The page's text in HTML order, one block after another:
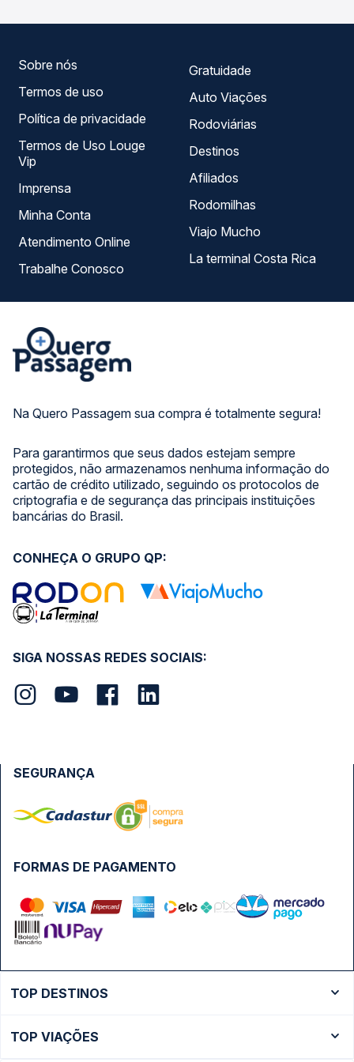
Na Quero Passagem sua compra é totalmente segura!
Para garantirmos que seus dados estejam sempre
protegidos, não armazenamos nenhuma informação do
cartão de crédito utilizado, seguindo os protocolos de
criptografia e de segurança das principais instituições
bancárias do Brasil.
Sobre nós
Termos de uso
Política de privacidade
Termos de Uso Louge
Vip
Imprensa
Minha Conta
Atendimento Online
Trabalhe Conosco
Gratuidade
Auto Viações
Rodoviárias
Destinos
Afiliados
Rodomilhas
Viajo Mucho
La terminal Costa Rica
SIGA NOSSAS REDES SOCIAIS:
CONHEÇA O GRUPO QP:
FORMAS DE PAGAMENTO
SEGURANÇA
TOP DESTINOS
Ônibus São Paulo
TOP VIAÇÕES